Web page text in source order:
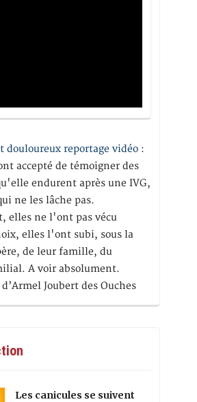
douloureux reportage vidéo :
accepté de témoigner des
endurent après une IVG,
ne les lâche pas.
elles ne l'ont pas vécu
elles l'ont subi, sous la
de leur famille, du
A voir absolument.
Joubert des Ouches
Les canicules se suivent